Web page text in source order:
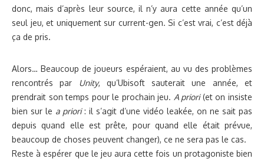
donc, mais d’après leur source, il n’y aura cette année qu’un
seul jeu, et uniquement sur current-gen. Si c’est vrai, c’est déjà
ça de pris.
Alors… Beaucoup de joueurs espéraient, au vu des problèmes
rencontrés par Unity, qu’Ubisoft sauterait une année, et
prendrait son temps pour le prochain jeu. A priori(et on insiste
bien sur le a priori: il s’agit d’une vidéo leakée, on ne sait pas
depuis quand elle est prête, pour quand elle était prévue,
beaucoup de choses peuvent changer), ce ne sera pas le cas.
Reste à espérer que le jeu aura cette fois un protagoniste bien